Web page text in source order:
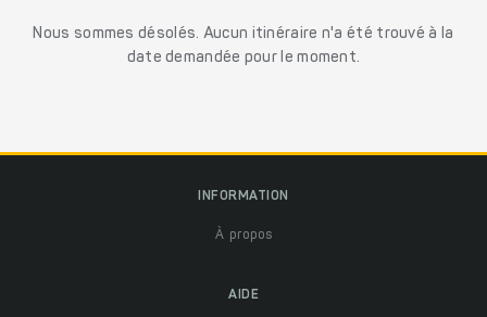
Nous sommes désolés. Aucun itinéraire n'a été trouvé à la
date demandée pour le moment.
INFORMATION
À propos
AIDE